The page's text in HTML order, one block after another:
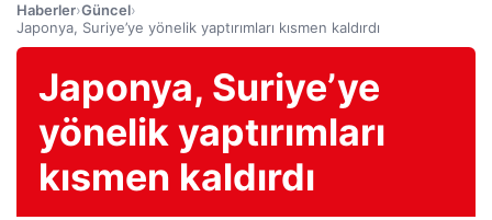
Haberler›Güncel›
Japonya, Suriye’ye yönelik yaptırımları kısmen kaldırdı
Japonya, Suriye’ye
yönelik yaptırımları
kısmen kaldırdı